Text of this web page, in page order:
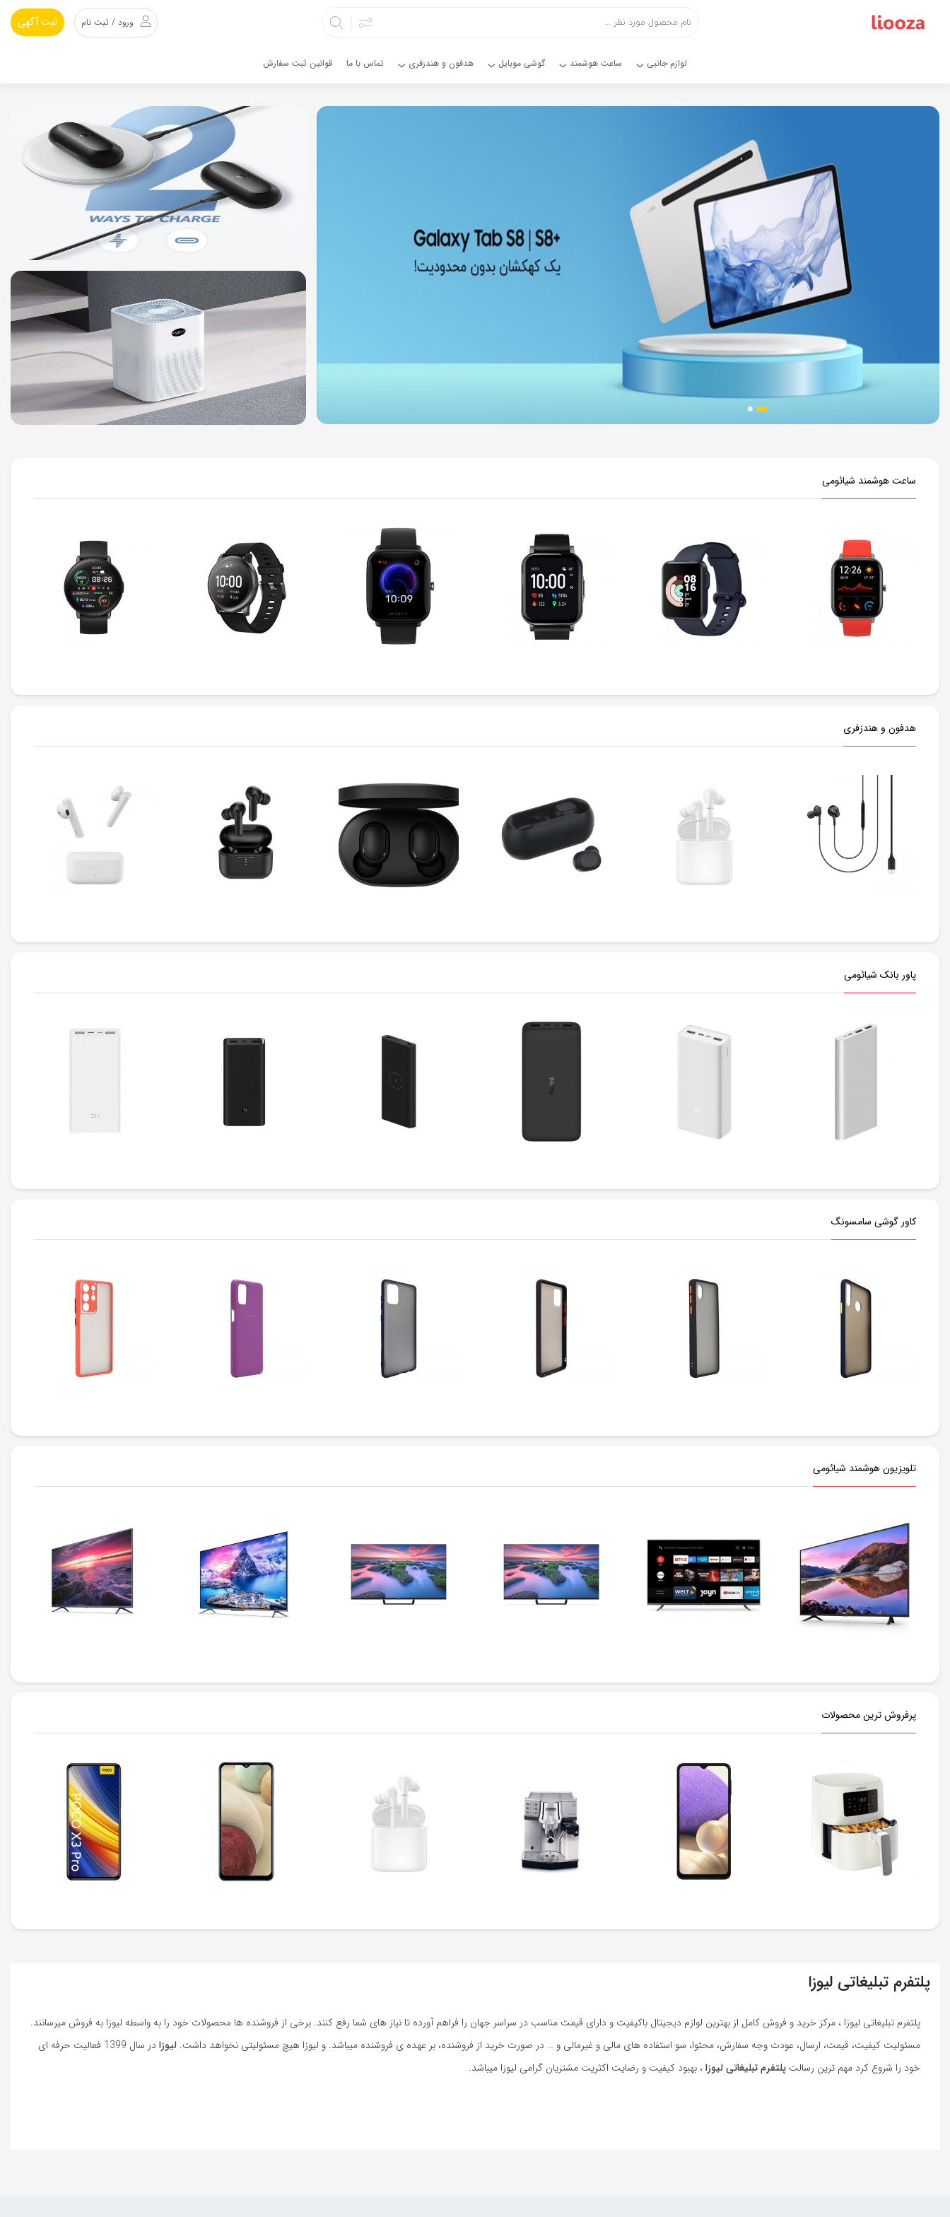
اشتراک گذاری
کپی لینک
ورود / ثبت نام ثبت آگهی
لوازم جانبی ساعت هوشمند گوشی موبایل هدفون و هندزفری تماس با ما قوانین ثبت سفارش
ساعت هوشمند شیائومی
هدفون و هندزفری
پاور بانک شیائومی
کاور گوشی سامسونگ
تلویزیون هوشمند شیائومی
پرفروش ترین محصولات
پلتفرم تبلیغاتی لیوزا
پلتفرم تبلیغاتی لیوزا ، مرکز خرید و فروش کامل از بهترین لوازم دیجیتال باکیفیت و دارای قیمت مناسب در سراسر جهان را فراهم آورده تا نیاز های شما رفع کنند. برخی از فروشنده ها محصولات خود را به واسطه لیوزا به فروش میرسانند.
مسئولیت کیفیت، قیمت، ارسال، عودت وجه سفارش، محتوا، سو استفاده های مالی و غیرمالی و … در صورت خرید از فروشنده، بر عهده ی فروشنده میباشد. و لیوزا هیچ مسئولیتی نخواهد داشت. لیوزا
در سال 1399 فعالیت حرفه ای
خود را شروع کرد مهم ترین رسالت پلتفرم تبلیغاتی لیوزا ، بهبود کیفیت و رضایت اکثریت مشتریان گرامی لیوزا میباشد.